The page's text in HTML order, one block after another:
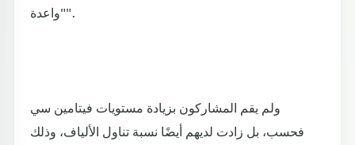
"واعدة".
ولم يقم المشاركون بزيادة مستويات فيتامين سي
فحسب، بل زادت لديهم أيضًا نسبة تناول الألياف، وذلك